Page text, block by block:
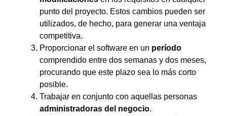
punto del proyecto. Estos cambios pueden ser
utilizados, de hecho, para generar una ventaja
competitiva.
Proporcionar el software en un período
comprendido entre dos semanas y dos meses,
procurando que este plazo sea lo más corto
posible.
Trabajar en conjunto con aquellas personas
administradoras del negocio.